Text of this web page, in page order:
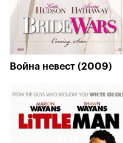
Война невест (2009)